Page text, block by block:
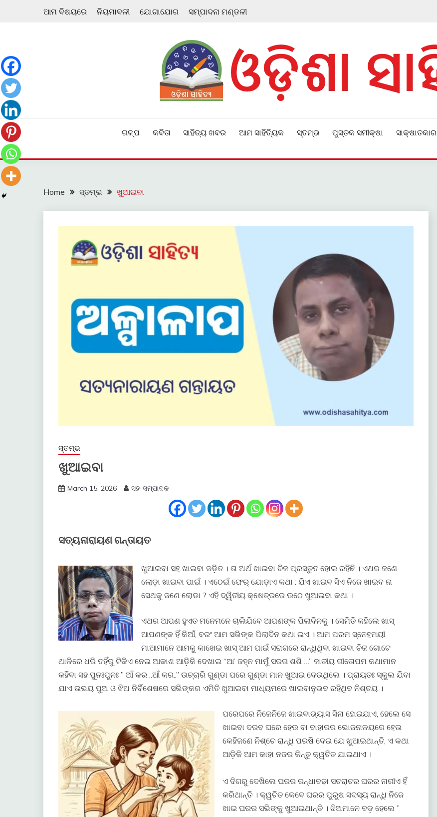
ଆମ ବିଷୟରେ ନିୟମାବଳୀ ଯୋଗାଯୋଗ ସମ୍ପାଦନା ମଣ୍ଡଳୀ
ଗଳ୍ପ କବିତା ସାହିତ୍ୟ ଖବର ଆମ ସାହିତ୍ୟିକ ସ୍ତମ୍ଭ ପୁସ୍ତକ ସମୀକ୍ଷା ସାକ୍ଷାତକାର
Home ସ୍ତମ୍ଭ ଖୁଆଇବା
ସ୍ତମ୍ଭ
ଖୁଆଇବା
March 15, 2026 ସହ-ସମ୍ପାଦକ
ସତ୍ୟନାରାୟଣ ଗନ୍ତାୟତ
ଖୁଆଇବା ସହ ଖାଇବା ଜଡ଼ିତ । ତା ଅର୍ଥ ଖାଇବା ଚିଜ ପ୍ରସ୍ତୁତ ହୋଇ ରହିଛି । ଏଥର ଜଣେ
ଲୋଡ଼ା ଖାଇବା ପାଇଁ । ଏଠେଇଁ ଫେର୍ ଯୋଡ଼ାଏ କଥା : ଯିଏ ଖାଇବ ସିଏ ନିଜେ ଖାଇବ ନା
ସେଥକୁ ଜଣେ ଲୋଡା ? ଏହି ଦ୍ୱିତୀୟ କ୍ଷେତ୍ରରେ ଉଠେ ଖୁଆଇବା କଥା ।
ଏଥର ଆପଣ ହୁଏତ ମନେମନେ ଚାଲିଯିବେ ଆପଣଙ୍କ ପିଲାଦିନକୁ । ସେମିତି କହିଲେ ଖାସ୍
ଆପଣଙ୍କ ହିଁ କିଆଁ, ବରଂ ଆମ ସଭିଙ୍କ ପିଲାଦିନ କଥା ଇଏ । ଆମ ପରମ ସ୍ନେହମୟୀ
ମାଆମାନେ ଆମକୁ କାଖେଇ ଖାସ୍ ଆମ ପାଇଁ ସରାଗରେ ରାନ୍ଧିଥିବା ଖାଇବା ଚିଜ ଗୋଟେ
ଥାଳିରେ ଧରି ତହିଁରୁ ଟିକିଏ ନେଇ ଆକାଶ ଆଡ଼ିକି ଦେଖାଇ “ଆ’ ଜହ୍ନ ମାମୁଁ ସରଗ ଶଶି …” ଜାତୀୟ ଗୀତୋପମ କଥାମାନ
କହିବା ସହ ପୁନଃପୁନଃ ” ଆଁ କର ..ଆଁ କର..” ଉଚ୍ଚାରି ଗୁଣ୍ଡା ପରେ ଗୁଣ୍ଡା ମାନ ଖୁଆଇ ଦେଉଥିଲେ । ପ୍ରାୟତଃ ସ୍କୁଲ ଯିବା
ଯାଏ ଉଭୟ ପୁଅ ଓ ଝିଅ ନିର୍ବିଶେଷରେ ସଭିଙ୍କର ଏମିତି ଖୁଆଇବା ମାଧ୍ୟମରେ ଖାଇବାନୁଭବ ରହିଥିବ ନିଶ୍ଚୟ ।
ପରେପରେ ନିଜେନିଜେ ଖାଇବାଭ୍ୟାସ ସିନା ହୋଇଯାଏ, ହେଲେ ସେ
ଖାଇବା ଦରବ ଘରେ ହେଉ ବା ବାହାରର ଭୋଜନାଳୟରେ ହେଉ
କେହିଜଣେ ନିଶ୍ଚେ ରାନ୍ଧି ପରଷି ଦେଇ ଯେ ଖୁଆଇଥାନ୍ତି, ଏ କଥା
ଆଡ଼ିକି ଆମ କାହା ନଜର କିନ୍ତୁ କ୍ୱଚିତ ଯାଇଥାଏ ।
ଏ ଦିଗରୁ ଦେଖିଲେ ଘରର ରନ୍ଧାବଢା ସଚରାଚର ଘରର ନାରୀଏ ହିଁ
କରିଥାନ୍ତି । କ୍ୱଚିତ କେବେ ଘରର ପୁରୁଷ ସଦସ୍ୟ ରାନ୍ଧି ନିଜେ
ଖାଇ ଘରର ସଭିଙ୍କୁ ଖୁଆଇଥାନ୍ତି । ଝିଅମାନେ ବଡ଼ ହେଲେ ”